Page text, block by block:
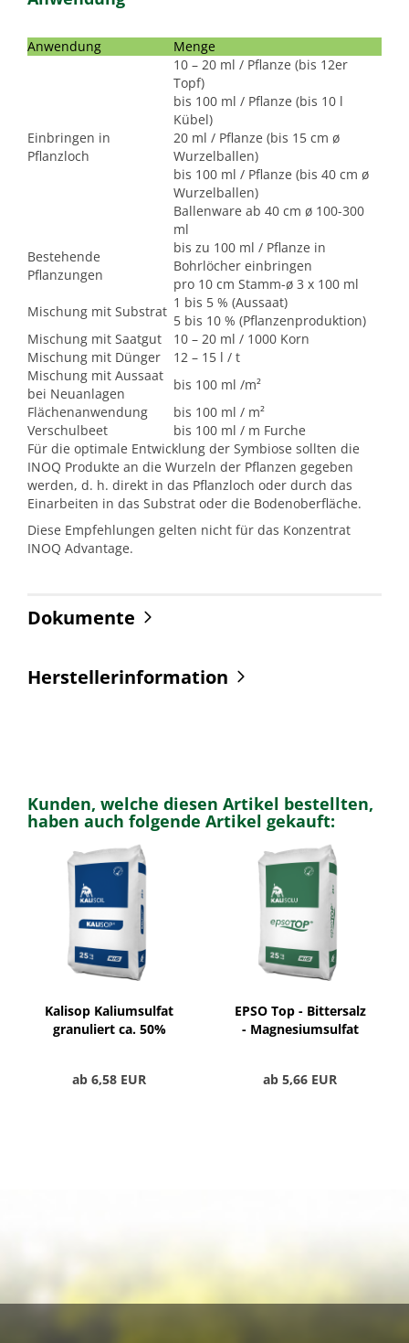
Anwendung Menge
Einbringen in
Pflanzloch
10 – 20 ml / Pflanze (bis 12er
Topf)
bis 100 ml / Pflanze (bis 10 l
Kübel)
20 ml / Pflanze (bis 15 cm ø
Wurzelballen)
bis 100 ml / Pflanze (bis 40 cm ø
Wurzelballen)
Ballenware ab 40 cm ø 100-300
ml
Bestehende
Pflanzungen
bis zu 100 ml / Pflanze in
Bohrlöcher einbringen
pro 10 cm Stamm-ø 3 x 100 ml
Mischung mit Substrat
1 bis 5 % (Aussaat)
5 bis 10 % (Pflanzenproduktion)
Mischung mit Saatgut
10 – 20 ml / 1000 Korn
Mischung mit Dünger
12 – 15 l / t
Mischung mit Aussaat
bei Neuanlagen
bis 100 ml /m²
Flächenanwendung
bis 100 ml / m²
Verschulbeet
bis 100 ml / m Furche
Für die optimale Entwicklung der Symbiose sollten die
INOQ Produkte an die Wurzeln der Pflanzen gegeben
werden, d. h. direkt in das Pflanzloch oder durch das
Einarbeiten in das Substrat oder die Bodenoberfläche.
Diese Empfehlungen gelten nicht für das Konzentrat
INOQ Advantage.
Dokumente
Herstellerinformation
Kunden, welche diesen Artikel bestellten,
haben auch folgende Artikel gekauft:
Kalisop Kaliumsulfat
granuliert ca. 50%
ab 6,58 EUR
EPSO Top - Bittersalz
- Magnesiumsulfat
ab 5,66 EUR